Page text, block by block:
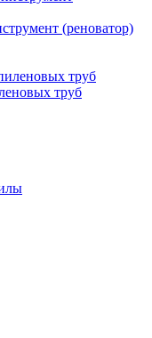
(реноватор)
труб